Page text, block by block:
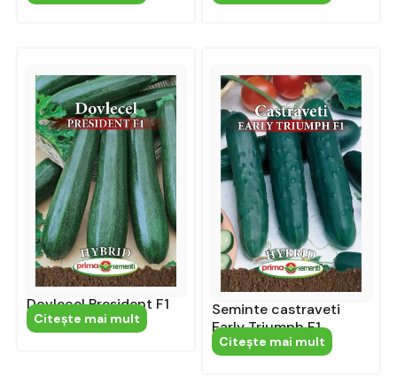
Dovlecel President F1
Citeşte mai mult
Seminte castraveti
Early Triumph F1
Citeşte mai mult